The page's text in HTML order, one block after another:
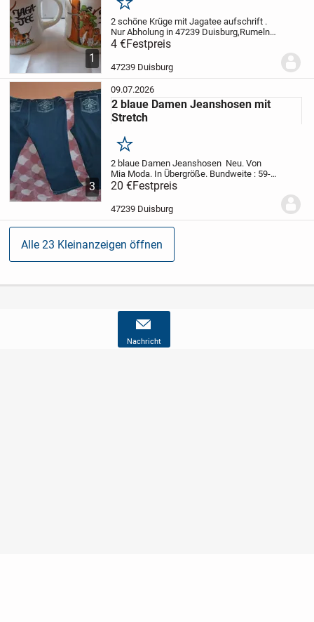
Nachricht
1
Merken
2 schöne Krüge mit Jagatee aufschrift .
Nur Abholung in 47239 Duisburg,Rumeln -
Kaldenhausen .Schauen Sie auch meine
anderen Artikel an .
4 €Festpreis
47239 Duisburg
3
09.07.2026
2 blaue Damen Jeanshosen mit
Stretch
Merken
2 blaue Damen Jeanshosen Neu. Von
Mia Moda. In Übergröße. Bundweite : 59-
62 cm. Dehnbar. Gesamtlänge . 104 cm.
Schrittlänge: 71 cm .
Oberschenkelbreite : 37 cm
.Knöchelbreite : 25 cm . Gesäßtasch...
20 €Festpreis
47239 Duisburg
Alle 23 Kleinanzeigen öffnen